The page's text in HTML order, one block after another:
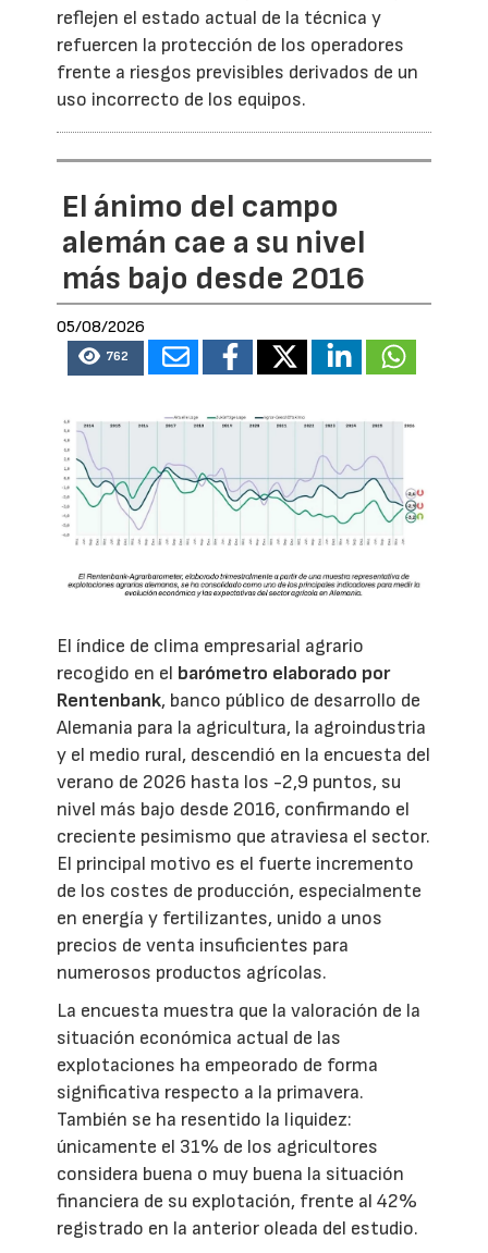
reflejen el estado actual de la técnica y
refuercen la protección de los operadores
frente a riesgos previsibles derivados de un
uso incorrecto de los equipos.
El ánimo del campo
alemán cae a su nivel
más bajo desde 2016
05/08/2026
762
El índice de clima empresarial agrario
recogido en el barómetro elaborado por
Rentenbank, banco público de desarrollo de
Alemania para la agricultura, la agroindustria
y el medio rural, descendió en la encuesta del
verano de 2026 hasta los -2,9 puntos, su
nivel más bajo desde 2016, confirmando el
creciente pesimismo que atraviesa el sector.
El principal motivo es el fuerte incremento
de los costes de producción, especialmente
en energía y fertilizantes, unido a unos
precios de venta insuficientes para
numerosos productos agrícolas.
La encuesta muestra que la valoración de la
situación económica actual de las
explotaciones ha empeorado de forma
significativa respecto a la primavera.
También se ha resentido la liquidez:
únicamente el 31% de los agricultores
considera buena o muy buena la situación
financiera de su explotación, frente al 42%
registrado en la anterior oleada del estudio.